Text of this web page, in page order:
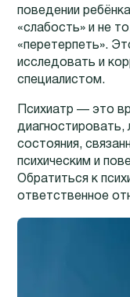
поведении
«слабость» и не
«перетерпеть».
исследовать и
специалистом.
Психиатр — это
состояния,
психическим и
Обратиться к
ответственное